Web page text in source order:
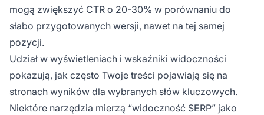
mogą zwiększyć CTR o 20-30% w porównaniu do
słabo przygotowanych wersji, nawet na tej samej
pozycji.
Udział w wyświetleniach i wskaźniki widoczności
pokazują, jak często Twoje treści pojawiają się na
stronach wyników dla wybranych słów kluczowych.
Niektóre narzędzia mierzą “widoczność SERP” jako